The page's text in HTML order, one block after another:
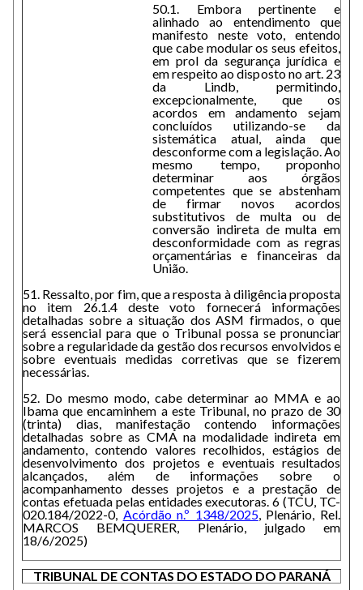
50.1. Embora pertinente e
alinhado ao entendimento que
manifesto neste voto, entendo
que cabe modular os seus efeitos,
em prol da segurança jurídica e
em respeito ao disposto no art. 23
da Lindb, permitindo,
excepcionalmente, que os
acordos em andamento sejam
concluídos utilizando-se da
sistemática atual, ainda que
desconforme com a legislação. Ao
mesmo tempo, proponho
determinar aos órgãos
competentes que se abstenham
de firmar novos acordos
substitutivos de multa ou de
conversão indireta de multa em
desconformidade com as regras
orçamentárias e financeiras da
União.
51. Ressalto, por fim, que a resposta à diligência proposta
no item 26.1.4 deste voto fornecerá informações
detalhadas sobre a situação dos ASM firmados, o que
será essencial para que o Tribunal possa se pronunciar
sobre a regularidade da gestão dos recursos envolvidos e
sobre eventuais medidas corretivas que se fizerem
necessárias.
52. Do mesmo modo, cabe determinar ao MMA e ao
Ibama que encaminhem a este Tribunal, no prazo de 30
(trinta) dias, manifestação contendo informações
detalhadas sobre as CMA na modalidade indireta em
andamento, contendo valores recolhidos, estágios de
desenvolvimento dos projetos e eventuais resultados
alcançados, além de informações sobre o
acompanhamento desses projetos e a prestação de
contas efetuada pelas entidades executoras. 6 (TCU, TC-
020.184/2022-0, Acórdão n.º 1348/2025, Plenário, Rel.
MARCOS BEMQUERER, Plenário, julgado em
18/6/2025)
TRIBUNAL DE CONTAS DO ESTADO DO PARANÁ